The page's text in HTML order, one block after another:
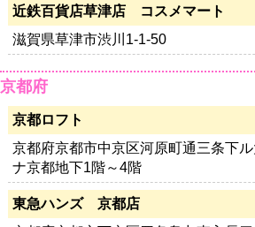
近鉄百貨店草津店 コスメマート
滋賀県草津市渋川1-1-50
京都府
京都ロフト
京都府京都市中京区河原町通三条下
ナ京都地下1階～4階
東急ハンズ 京都店